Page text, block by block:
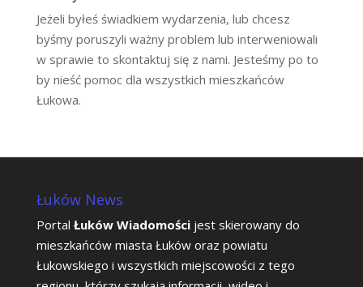
Jeżeli byłeś świadkiem wydarzenia, lub chcesz
byśmy poruszyli ważny problem lub interweniowali
w sprawie to skontaktuj się z nami. Jesteśmy po to
by nieść pomoc dla wszystkich mieszkańców
Łukowa.
Łuków News
Portal Łuków Wiadomościjest skierowany do
mieszkańców miasta Łuków oraz powiatu
Łukowskiego i wszystkich miejscowości z tego